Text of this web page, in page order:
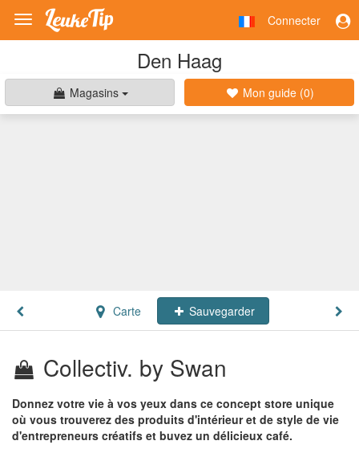
Toggle
navigation
Connecter
Den Haag
Magasins Mon guide (0)
Carte Sauvegarder
Collectiv. by Swan
Donnez votre vie à vos yeux dans ce concept store unique
où vous trouverez des produits d'intérieur et de style de vie
d'entrepreneurs créatifs et buvez un délicieux café.